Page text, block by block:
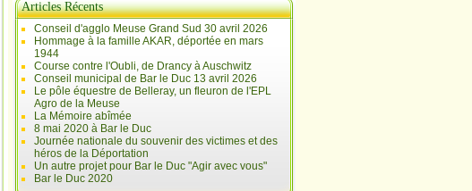
Articles Récents
Conseil d'agglo Meuse Grand Sud 30 avril 2026
Hommage à la famille AKAR, déportée en mars
1944
Course contre l'Oubli, de Drancy à Auschwitz
Conseil municipal de Bar le Duc 13 avril 2026
Le pôle équestre de Belleray, un fleuron de l'EPL
Agro de la Meuse
La Mémoire abîmée
8 mai 2020 à Bar le Duc
Journée nationale du souvenir des victimes et des
héros de la Déportation
Un autre projet pour Bar le Duc "Agir avec vous"
Bar le Duc 2020